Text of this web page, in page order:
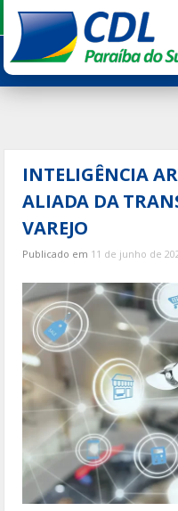
para
conteúdo
INTELIGÊNCIA
ALIADA DA
VAREJO
Publicado em 11 de junho de